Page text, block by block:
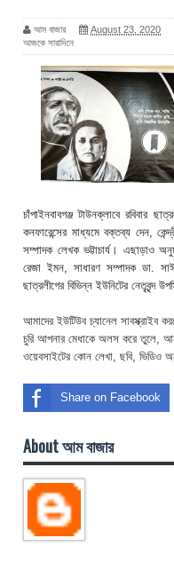
আম বাজার August 23, 2020
আজকে সারাদিনে
চাঁপাইনবাবগঞ্জ টাউনক্লাবে রবিবার
কনফারেন্সের মাধ্যমে বক্তব্য দেন,
সম্পাদক লেখক ভট্টাচার্য। এছাড়াও
রেজা ইমন, সাধারণ সম্পাদক ডা.
ছাত্রলীগের বিভিন্ন ইউনিটের নেতৃবৃন্দ
আমাদের ইউটিউব চ্যানেল
চুরি আপনার মেধাকে অলস করে তুলে,
ওয়েবসাইটের কোন লেখা, ছবি, ভিডিও
Share on Facebook
About আম বাজার